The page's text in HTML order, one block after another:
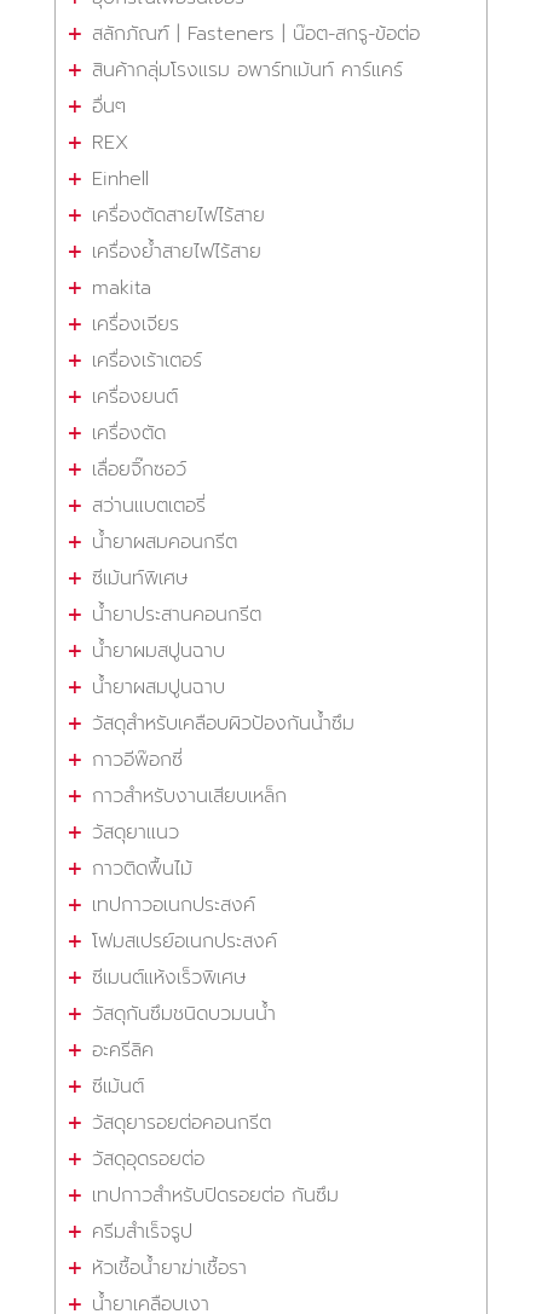
สลักภัณฑ์ | Fasteners | น๊อต-สกรู-ข้อต่อ
สินค้ากลุ่มโรงแรม อพาร์ทเม้นท์ คาร์แคร์
อื่นๆ
REX
Einhell
เครื่องตัดสายไฟไร้สาย
เครื่องย้ำสายไฟไร้สาย
makita
เครื่องเจียร
เครื่องเร้าเตอร์
เครื่องยนต์
เครื่องตัด
เลื่อยจิ๊กซอว์
สว่านแบตเตอรี่
น้ำยาผสมคอนกรีต
ซีเม้นท์พิเศษ
น้ำยาประสานคอนกรีต
น้ำยาผมสปูนฉาบ
น้ำยาผสมปูนฉาบ
วัสดุสำหรับเคลือบผิวป้องกันน้ำซึม
กาวอีพ๊อกซี่
กาวสำหรับงานเสียบเหล็ก
วัสดุยาแนว
กาวติดพื้นไม้
เทปกาวอเนกประสงค์
โฟมสเปรย์อเนกประสงค์
ซีเมนต์แห้งเร็วพิเศษ
วัสดุกันซึมชนิดบวมนน้ำ
อะครีลิค
ซีเม้นต์
วัสดุยารอยต่อคอนกรีต
วัสดุอุดรอยต่อ
เทปกาวสำหรับปิดรอยต่อ กันซึม
ครีมสำเร็จรูป
หัวเชื้อน้ำยาฆ่าเชื้อรา
น้ำยาเคลือบเงา